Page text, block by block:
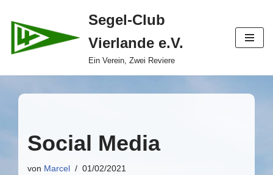
Zum
Inhalt
Segel-Club
Vierlande e.V.
Ein Verein, Zwei Reviere
Social Media
von Marcel 01/02/2021